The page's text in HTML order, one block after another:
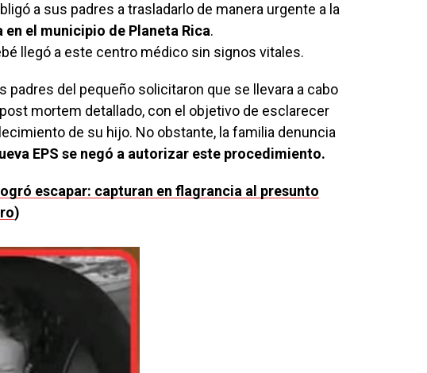
a sus padres a trasladarlo de manera urgente a la
el municipio de Planeta Rica.
llegó a este centro médico sin signos vitales.
padres del pequeño solicitaron que se llevara a cabo
mortem detallado, con el objetivo de esclarecer
de su hijo. No obstante, la familia denuncia
EPS se negó a autorizar este procedimiento.
escapar: capturan en flagrancia al presunto
)